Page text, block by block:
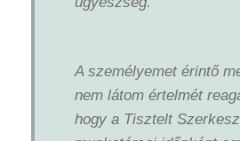
A személyemet érintő
nem látom értelmét
hogy a Tisztelt